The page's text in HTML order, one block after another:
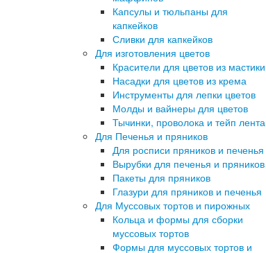
Капсулы и тюльпаны для
капкейков
Сливки для капкейков
Для изготовления цветов
Красители для цветов из мастики
Насадки для цветов из крема
Инструменты для лепки цветов
Молды и вайнеры для цветов
Тычинки, проволока и тейп лента
Для Печенья и пряников
Для росписи пряников и печенья
Вырубки для печенья и пряников
Пакеты для пряников
Глазури для пряников и печенья
Для Муссовых тортов и пирожных
Кольца и формы для сборки
муссовых тортов
Формы для муссовых тортов и